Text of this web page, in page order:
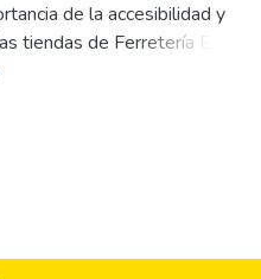
Gabriela Lissette;
Elsa Cristabel;Salguero
Xavier
de la accesibilidad y
tiendas de Ferretería EPA
satisfacción y lealtad de